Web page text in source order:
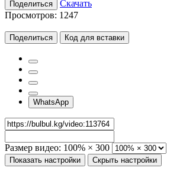
Поделиться
Скачать
Просмотров: 1247
Поделиться Код для вставки
WhatsApp
Размер видео: 100% × 300
Показать настройки Скрыть настройки